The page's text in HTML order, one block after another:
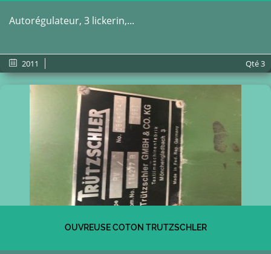
Autorégulateur, 3 lickerin,...
2011 Qté3
OUVREUSE COTON TRUTZSCHLER